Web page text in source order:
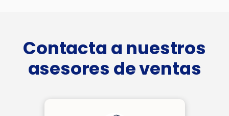
Contacta a nuestros
asesores de ventas